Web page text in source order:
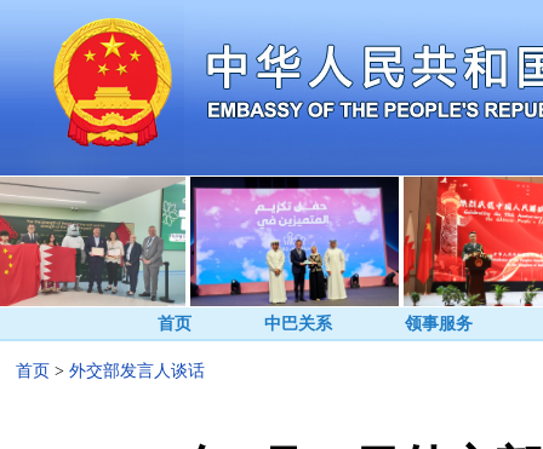
首页 中巴关系 领事服务
首页 > 外交部发言人谈话